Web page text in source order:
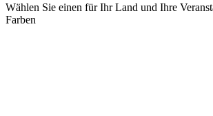
Wählen Sie einen für Ihr Land und Ihre
Farben